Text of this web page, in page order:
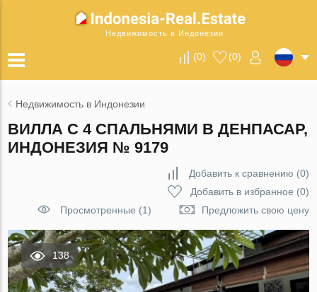
Недвижимость в Индонезии
(0) (0)
Недвижимость в Индонезии
ВИЛЛА С 4 СПАЛЬНЯМИ В ДЕНПАСАР,
ИНДОНЕЗИЯ № 9179
Добавить к сравнению (0)
Добавить в избранное (0)
Просмотренные (1)
Предложить свою цену
138